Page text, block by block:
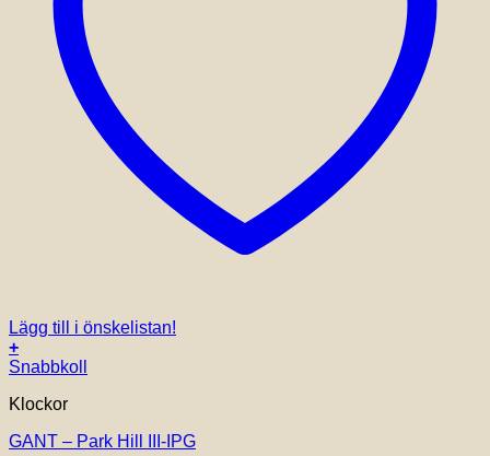
Lägg till i önskelistan!
+
Snabbkoll
Klockor
GANT – Park Hill III-IPG